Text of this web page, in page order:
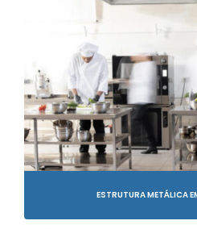
ESTRUTURA METÁLICA